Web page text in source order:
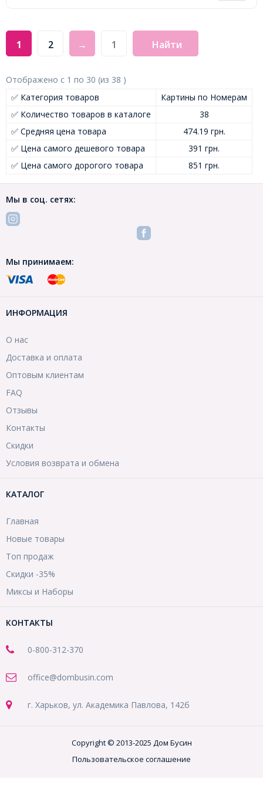
1 2 → Найти
Отображено с 1 по 30 (из 38 )
✅ Категория товаров
Картины по Номерам
✅ Количество товаров в каталоге
38
✅ Средняя цена товара
474.19 грн.
✅ Цена самого дешевого товара
391 грн.
✅ Цена самого дорогого товара
851 грн.
Мы в соц. сетях:
Мы принимаем:
ИНФОРМАЦИЯ
О нас
Доставка и оплата
Оптовым клиентам
FAQ
Отзывы
Контакты
Скидки
Условия возврата и обмена
КАТАЛОГ
Главная
Новые товары
Топ продаж
Скидки -35%
Миксы и Наборы
КОНТАКТЫ
0-800-312-370
office@dombusin.com
г. Харьков, ул. Академика Павлова, 142б
Copyright © 2013-2025 Дом Бусин
Пользовательское соглашение